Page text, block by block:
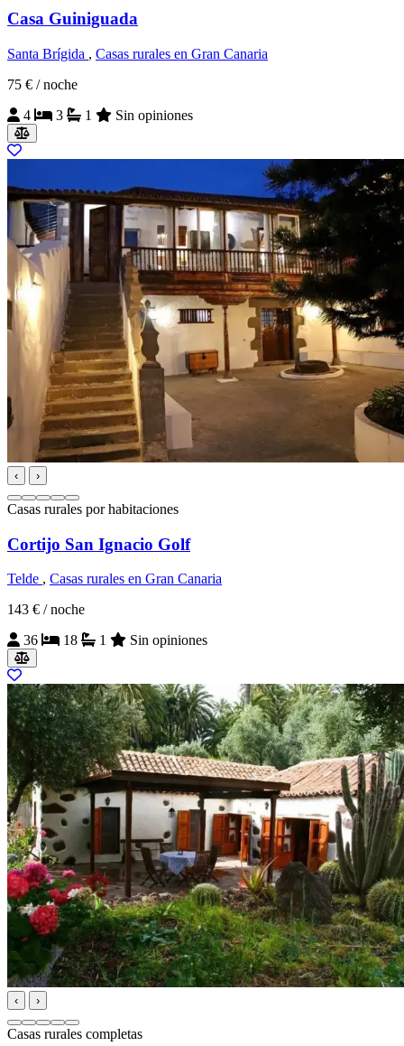
Casa Guiniguada
Santa Brígida , Casas rurales en Gran Canaria
75 € / noche
4
3 1 Sin opiniones
‹ ›
Casas rurales por habitaciones
Cortijo San Ignacio Golf
Telde , Casas rurales en Gran Canaria
143 € / noche
36
18 1 Sin opiniones
‹ ›
Casas rurales completas